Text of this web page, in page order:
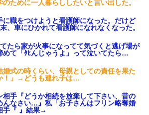
画、す
ｗｗｗ
俺氏、
度で走
た量を
・２軍
まり悲
ために一人暮らししたいと言い出した。
に職をつけようと看護師になった。だけど
、車にひかれて看護師になれなくなった。
たら家が火事になってて気づくと逃げ場が
めて「ﾀﾋんじゃうよ」って泣いてたら…
婚式の時くらい、母親としての責任を果た
！」→どうも連れ子は…
手『どうか相続を放棄して下さい、昔の
んなさい…』私「お子さんはフリン略奪婚
手『 』結果→